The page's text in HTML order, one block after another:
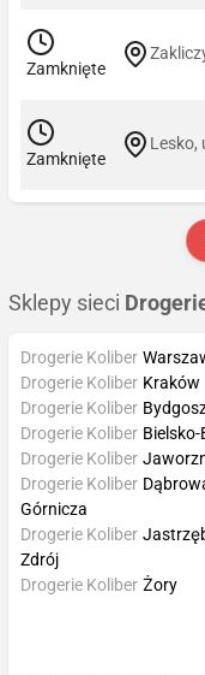
Zamknięte
Zamknięte
Lesko,
Sklepy sieci
Drogerie Koliber
Drogerie Koliber Kraków
Drogerie Koliber
Drogerie Koliber Bielsko-
Drogerie Koliber
Drogerie Koliber
Górnicza
Drogerie Koliber
Zdrój
Drogerie Koliber Żory